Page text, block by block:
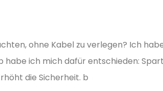
ohne Kabel zu verlegen? Ich
habe ich mich dafür entschieden:
die Sicherheit. b